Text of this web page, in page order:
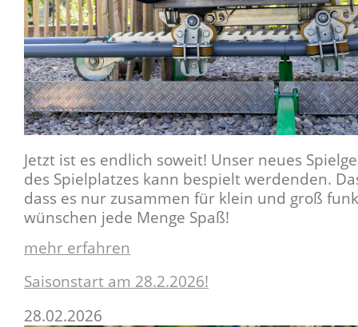
Jetzt ist es endlich soweit! Unser neues
des Spielplatzes kann bespielt werdenden.
dass es nur zusammen für klein und groß
wünschen jede Menge Spaß!
mehr erfahren
Saisonstart am 28.2.2026!
28.02.2026